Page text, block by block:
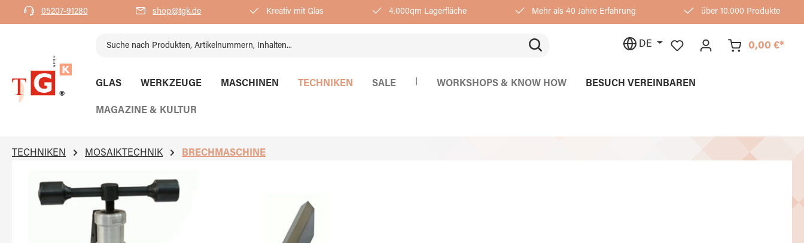
Zur Hauptnavigation springen
05207-91280 shop@tgk.de Kreativ mit Glas 4.000qm Lagerfläche Mehr als 40 Jahre Erfahrung über 10.000 Produkte
DE 0,00 €*
GLAS WERKZEUGE MASCHINEN TECHNIKEN SALE WORKSHOPS & KNOW HOW BESUCH VEREINBAREN
MAGAZINE & KULTUR
TECHNIKEN MOSAIKTECHNIK BRECHMASCHINE